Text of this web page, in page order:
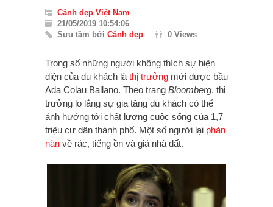
Cảnh đẹp Việt Nam
21/05/2019 10:54:06
Sưu tầm bởi Cảnh đẹp 0 Views
Trong số những người không thích sự hiện
diện của du khách là thị trưởng mới được bầu
Ada Colau Ballano. Theo trang Bloomberg, thị
trưởng lo lắng sự gia tăng du khách có thể
ảnh hưởng tới chất lượng cuộc sống của 1,7
triệu cư dân thành phố. Một số người lại phàn
nàn về rác, tiếng ồn và giá nhà đất.